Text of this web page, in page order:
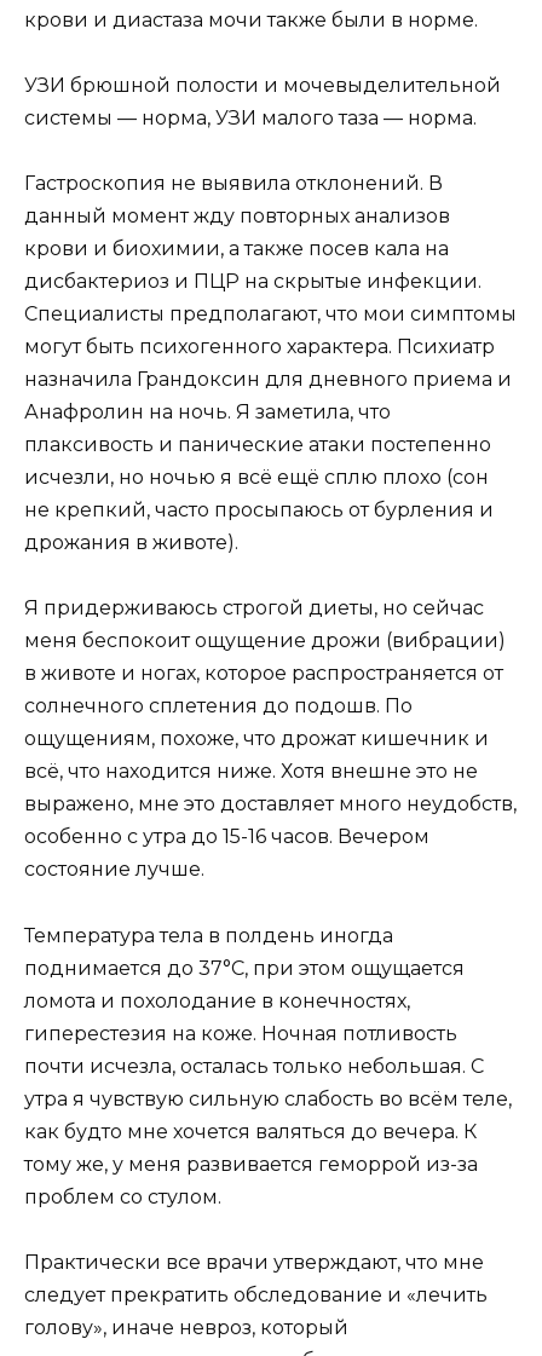
крови и диастаза мочи также были в норме.
УЗИ брюшной полости и мочевыделительной
системы — норма, УЗИ малого таза — норма.
Гастроскопия не выявила отклонений. В
данный момент жду повторных анализов
крови и биохимии, а также посев кала на
дисбактериоз и ПЦР на скрытые инфекции.
Специалисты предполагают, что мои симптомы
могут быть психогенного характера. Психиатр
назначила Грандоксин для дневного приема и
Анафролин на ночь. Я заметила, что
плаксивость и панические атаки постепенно
исчезли, но ночью я всё ещё сплю плохо (сон
не крепкий, часто просыпаюсь от бурления и
дрожания в животе).
Я придерживаюсь строгой диеты, но сейчас
меня беспокоит ощущение дрожи (вибрации)
в животе и ногах, которое распространяется от
солнечного сплетения до подошв. По
ощущениям, похоже, что дрожат кишечник и
всё, что находится ниже. Хотя внешне это не
выражено, мне это доставляет много неудобств,
особенно с утра до 15-16 часов. Вечером
состояние лучше.
Температура тела в полдень иногда
поднимается до 37°C, при этом ощущается
ломота и похолодание в конечностях,
гиперестезия на коже. Ночная потливость
почти исчезла, осталась только небольшая. С
утра я чувствую сильную слабость во всём теле,
как будто мне хочется валяться до вечера. К
тому же, у меня развивается геморрой из-за
проблем со стулом.
Практически все врачи утверждают, что мне
следует прекратить обследование и «лечить
голову», иначе невроз, который